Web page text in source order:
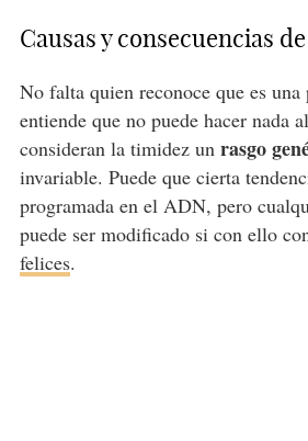
Causas y consecuencias
No falta quien reconoce que es
entiende que no puede hacer nada
consideran la timidez unrasgo
invariable. Puede que cierta
programada en el ADN, pero
puede ser modificado si con ello
felices.